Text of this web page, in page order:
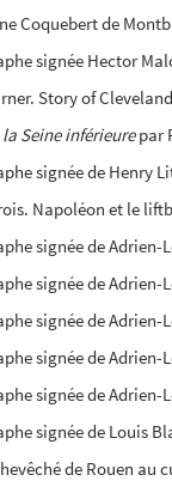
Coquebert de
signée Hector
Story of
Seine inférieurepar
signée de Henry
Napoléon et le
signée de
signée de
signée de
signée de
signée de
signée de Louis
de Rouen au